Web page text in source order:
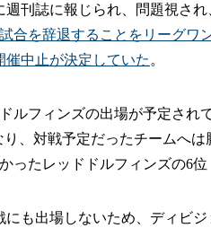
刊誌に報じられ、問題視され
合を辞退することをリーグワ
催中止が決定していた 。
フィンズの出場が予定され
、対戦予定だったチームへは
ったレッドドルフィンズの6位
も出場しないため、ディビジ